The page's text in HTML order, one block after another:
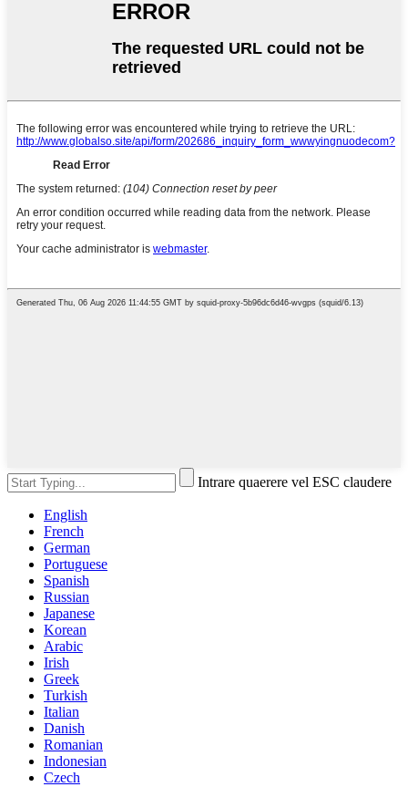
Intrare quaerere vel ESC claudere
English
French
German
Portuguese
Spanish
Russian
Japanese
Korean
Arabic
Irish
Greek
Turkish
Italian
Danish
Romanian
Indonesian
Czech